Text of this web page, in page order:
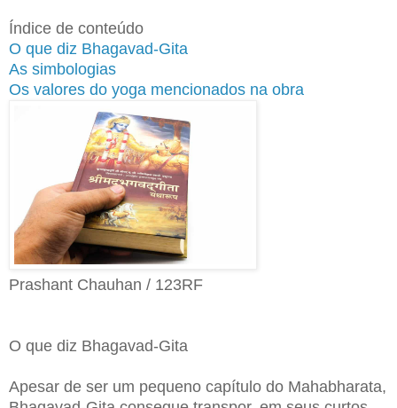
Índice de conteúdo
O que diz Bhagavad-Gita
As simbologias
Os valores do yoga mencionados na obra
Prashant Chauhan / 123RF
O que diz Bhagavad-Gita
Apesar de ser um pequeno capítulo do Mahabharata,